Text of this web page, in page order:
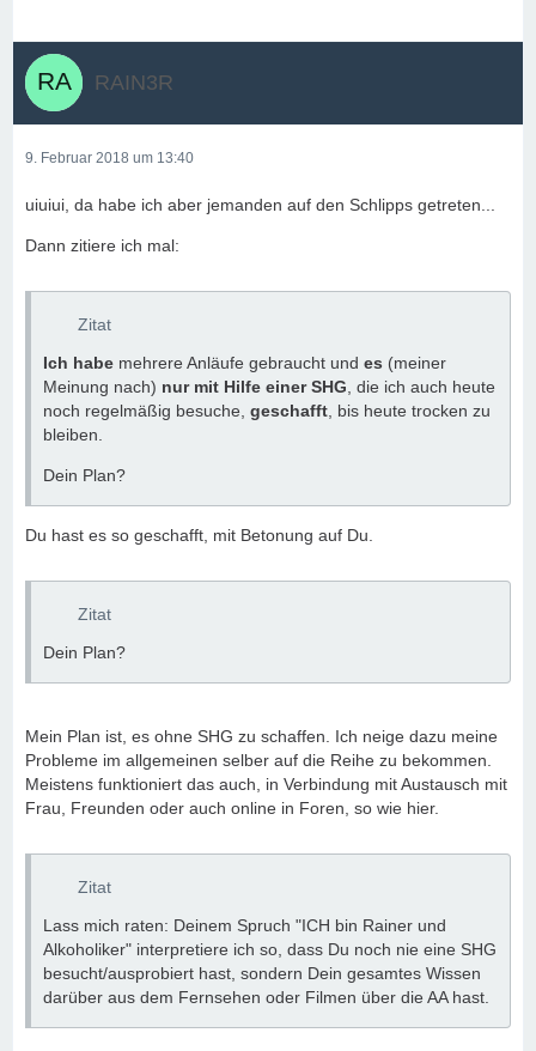
RAIN3R
9. Februar 2018 um 13:40
uiuiui, da habe ich aber jemanden auf den Schlipps getreten...
Dann zitiere ich mal:
Zitat
Ich habe mehrere Anläufe gebraucht und es (meiner
Meinung nach) nur mit Hilfe einer SHG , die ich auch heute
noch regelmäßig besuche, geschafft , bis heute trocken zu
bleiben.
Dein Plan?
Du hast es so geschafft, mit Betonung auf Du.
Zitat
Dein Plan?
Mein Plan ist, es ohne SHG zu schaffen. Ich neige dazu meine
Probleme im allgemeinen selber auf die Reihe zu bekommen.
Meistens funktioniert das auch, in Verbindung mit Austausch mit
Frau, Freunden oder auch online in Foren, so wie hier.
Zitat
Lass mich raten: Deinem Spruch "ICH bin Rainer und
Alkoholiker" interpretiere ich so, dass Du noch nie eine SHG
besucht/ausprobiert hast, sondern Dein gesamtes Wissen
darüber aus dem Fernsehen oder Filmen über die AA hast.